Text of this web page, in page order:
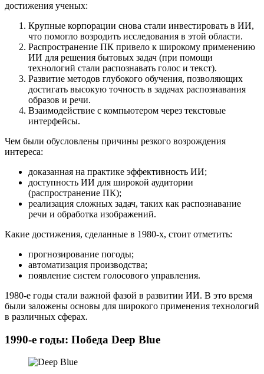
достижения ученых:
Крупные корпорации снова стали инвестировать в ИИ,
что помогло возродить исследования в этой области.
Распространение ПК привело к широкому применению
ИИ для решения бытовых задач (при помощи
технологий стали распознавать голос и текст).
Развитие методов глубокого обучения, позволяющих
достигать высокую точность в задачах распознавания
образов и речи.
Взаимодействие с компьютером через текстовые
интерфейсы.
Чем были обусловлены причины резкого возрождения
интереса:
доказанная на практике эффективность ИИ;
доступность ИИ для широкой аудитории
(распространение ПК);
реализация сложных задач, таких как распознавание
речи и обработка изображений.
Какие достижения, сделанные в 1980-х, стоит отметить:
прогнозирование погоды;
автоматизация производства;
появление систем голосового управления.
1980-е годы стали важной фазой в развитии ИИ. В это время
были заложены основы для широкого применения технологий
в различных сферах.
1990-е годы: Победа Deep Blue